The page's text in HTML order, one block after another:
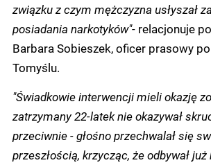
związku z czym mężczyzna usłyszał
posiadania narkotyków"- relacjonuje
Barbara Sobieszek, oficer prasowy
Tomyślu.
"Świadkowie interwencji mieli okazję
zatrzymany 22-latek nie okazywał
przeciwnie - głośno przechwalał się
przeszłością, krzycząc, że odbywał już